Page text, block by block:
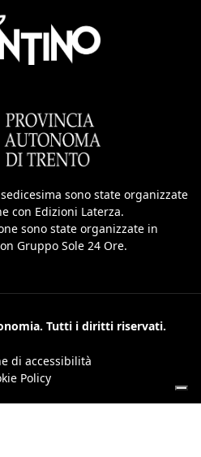
sono state organizzate
con Edizioni Laterza.
sono state organizzate in
Gruppo Sole 24 Ore.
Tutti i diritti riservati.
di accessibilità
Policy